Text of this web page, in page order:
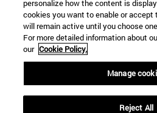
+1 646 346 8850
Campus Munich (IESE)
Maria-Theresia-Straße 15 81675
+49 89 24209790
Campus Sao Paulo (IESE)
personalize how the content is
cookies you want to enable or accept
will remain active until you choose
For more detailed information about
our Cookie Policy.
Manage
Reject All